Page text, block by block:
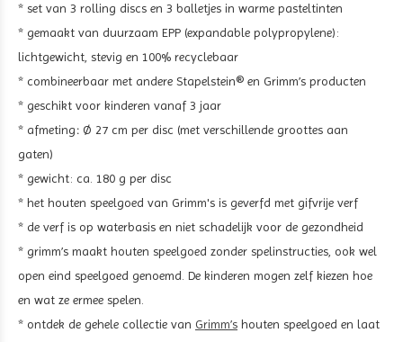
* set van 3 rolling discs en 3 balletjes in warme pasteltinten
* gemaakt van duurzaam EPP (expandable polypropylene):
lichtgewicht, stevig en 100% recyclebaar
* combineerbaar met andere Stapelstein® en Grimm’s producten
* geschikt voor kinderen vanaf 3 jaar
* afmeting: Ø 27 cm per disc (met verschillende groottes aan
gaten)
* gewicht: ca. 180 g per disc
* het houten speelgoed van Grimm's is geverfd met gifvrije verf
* de verf is op waterbasis en niet schadelijk voor de gezondheid
* grimm’s maakt houten speelgoed zonder spelinstructies, ook wel
open eind speelgoed genoemd. De kinderen mogen zelf kiezen hoe
en wat ze ermee spelen.
* ontdek de gehele collectie van Grimm’s houten speelgoed en laat